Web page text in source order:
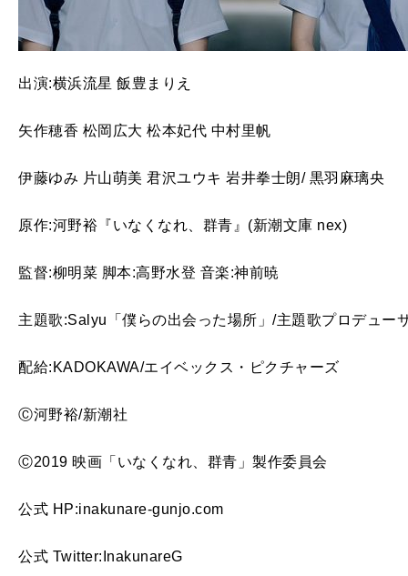
出演:横浜流星 飯豊まりえ
矢作穂香 松岡広大 松本妃代 中村里帆
伊藤ゆみ 片山萌美 君沢ユウキ 岩井拳士朗/ 黒羽麻璃央
原作:河野裕『いなくなれ、群青』(新潮文庫 nex)
監督:柳明菜 脚本:高野水登 音楽:神前暁
主題歌:Salyu「僕らの出会った場所」/主題歌プロデュー
配給:KADOKAWA/エイベックス・ピクチャーズ
Ⓒ河野裕/新潮社
Ⓒ2019 映画「いなくなれ、群青」製作委員会
公式 HP:inakunare-gunjo.com
公式 Twitter:InakunareG